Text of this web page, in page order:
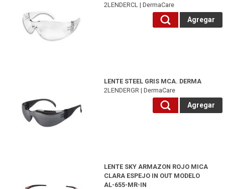
2LENDERCL | DermaCare
Agregar
LENTE STEEL GRIS MCA. DERMA
2LENDERGR | DermaCare
Agregar
LENTE SKY ARMAZON ROJO MICA
CLARA ESPEJO IN OUT MODELO
AL-655-MR-IN